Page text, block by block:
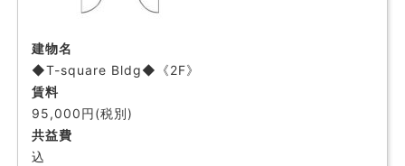
建物名
◆T-square Bldg◆《2F》
賃料
95,000円(税別)
共益費
込